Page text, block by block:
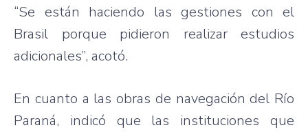
“Se están haciendo las gestiones con el
Brasil
porque pidieron realizar
estudios
adicionales”, acotó.
En cuanto a las obras de navegación del Río
Paraná, indicó que las instituciones
que